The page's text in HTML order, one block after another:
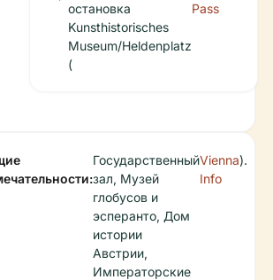
остановка
Kunsthistorisches
Museum/Heldenplatz
(
Pass
Государственный
зал, Музей
глобусов и
эсперанто, Дом
истории
Австрии,
Императорские
Vienna
Info
).